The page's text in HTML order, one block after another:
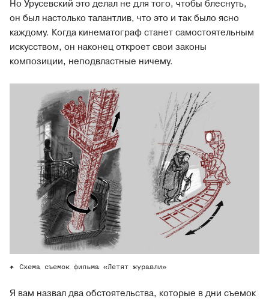
Но Урусевский это делал не для того, чтобы блеснуть,
он был настолько талантлив, что это и так было ясно
каждому. Когда кинематограф станет самостоятельным
искусством, он наконец откроет свои законы
композиции, неподвластные ничему.
Схема съемок фильма «Летят журавли»
Я вам назвал два обстоятельства, которые в дни съемок